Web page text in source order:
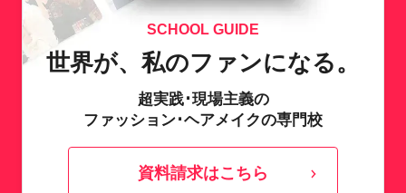
SCHOOL GUIDE
世界が、私のファンになる。
超実践･現場主義の
ファッション･ヘアメイクの専門校
資料請求はこちら